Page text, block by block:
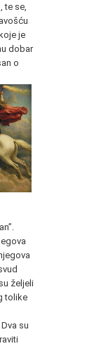
te se,
je
dobar
o
željeli
tolike
su